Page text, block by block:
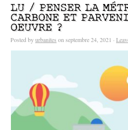
LU / PENSER LA
CARBONE ET
OEUVRE ?
Posted byurbanites on septembre 24, 2021 ·